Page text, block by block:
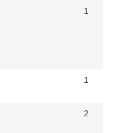
1
1
2